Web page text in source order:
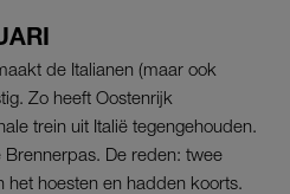
de Italianen (maar ook
Zo heeft Oostenrijk
trein uit Italië tegengehouden.
De reden: twee
het hoesten en hadden koorts.